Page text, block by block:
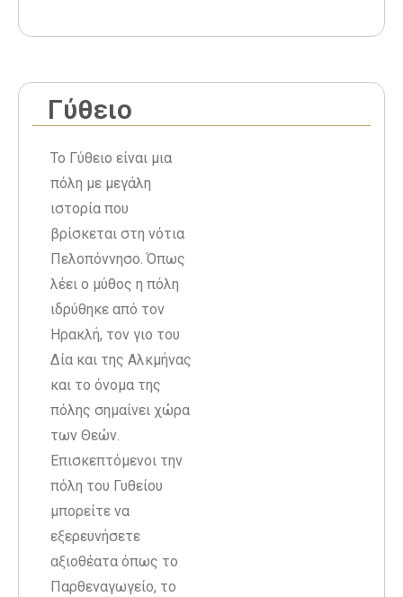
Γύθειο
Το Γύθειο είναι μια
πόλη με μεγάλη
ιστορία που
βρίσκεται στη νότια
Πελοπόννησο. Όπως
λέει ο μύθος η πόλη
ιδρύθηκε από τον
Ηρακλή, τον γιο του
Δία και της Αλκμήνας
και το όνομα της
πόλης σημαίνει χώρα
των Θεών.
Επισκεπτόμενοι την
πόλη του Γυθείου
μπορείτε να
εξερευνήσετε
αξιοθέατα όπως το
Παρθεναγωγείο, το